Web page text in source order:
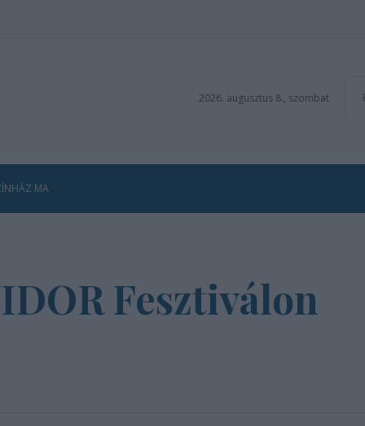
2026. augusztus 8., szombat
MA
Fesztiválon